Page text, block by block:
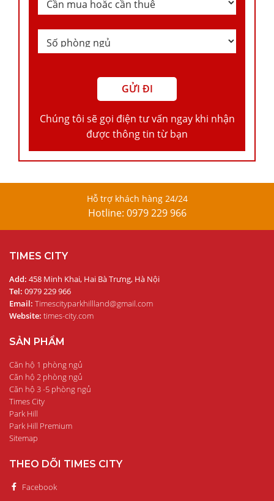
Chúng tôi sẽ gọi điện tư vấn ngay khi nhận
được thông tin từ bạn
Hỗ trợ khách hàng 24/24
Hotline: 0979 229 966
TIMES CITY
Add: 458 Minh Khai, Hai Bà Trưng, Hà Nội
Tel: 0979 229 966
Email: Timescityparkhillland@gmail.com
Website: times-city.com
SẢN PHẨM
Căn hộ 1 phòng ngủ
Căn hộ 2 phòng ngủ
Căn hộ 3 -5 phòng ngủ
Times City
Park Hill
Park Hill Premium
Sitemap
THEO DÕI TIMES CITY
Facebook